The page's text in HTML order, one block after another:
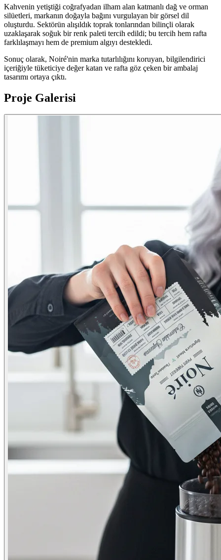
Kahvenin yetiştiği coğrafyadan ilham alan katmanlı dağ ve orman
silüetleri, markanın doğayla bağını vurgulayan bir görsel dil
oluşturdu. Sektörün alışıldık toprak tonlarından bilinçli olarak
uzaklaşarak soğuk bir renk paleti tercih edildi; bu tercih hem rafta
farklılaşmayı hem de premium algıyı destekledi.
Sonuç olarak, Noiré'nin marka tutarlılığını koruyan, bilgilendirici
içeriğiyle tüketiciye değer katan ve rafta göz çeken bir ambalaj
tasarımı ortaya çıktı.
Proje Galerisi